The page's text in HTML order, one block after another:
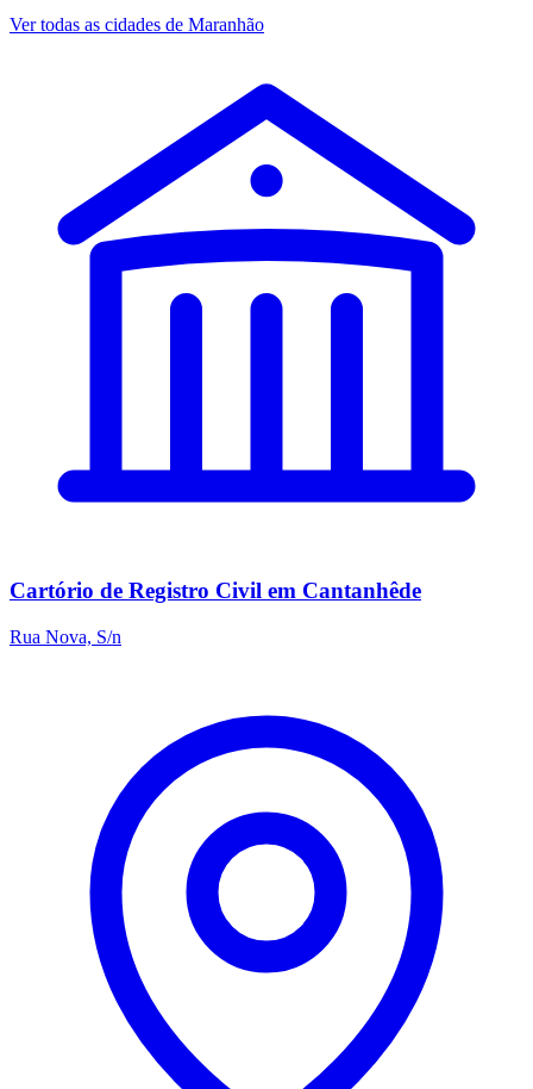
Ver todas as cidades de Maranhão
Cartório de Registro Civil em Cantanhêde
Rua Nova, S/n